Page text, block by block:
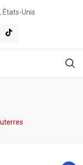
États-Unis